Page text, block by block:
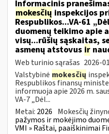
Informacinis
mokesčių inspekcijos
Respublikos...VA-61
duomenų teikimo apie
visų...rūšių sąskaitas,
asmenų atstovus ir
Web turinio sąrašas 2026-
Valstybinė mokesčių
Respublikos finansų
informuoja apie 2026 m.
VA-7 „Dėl...
Metai: 2026 Mokesčių
pažymos ir mokėjimo
VMI » Raštai, paaiškinimai